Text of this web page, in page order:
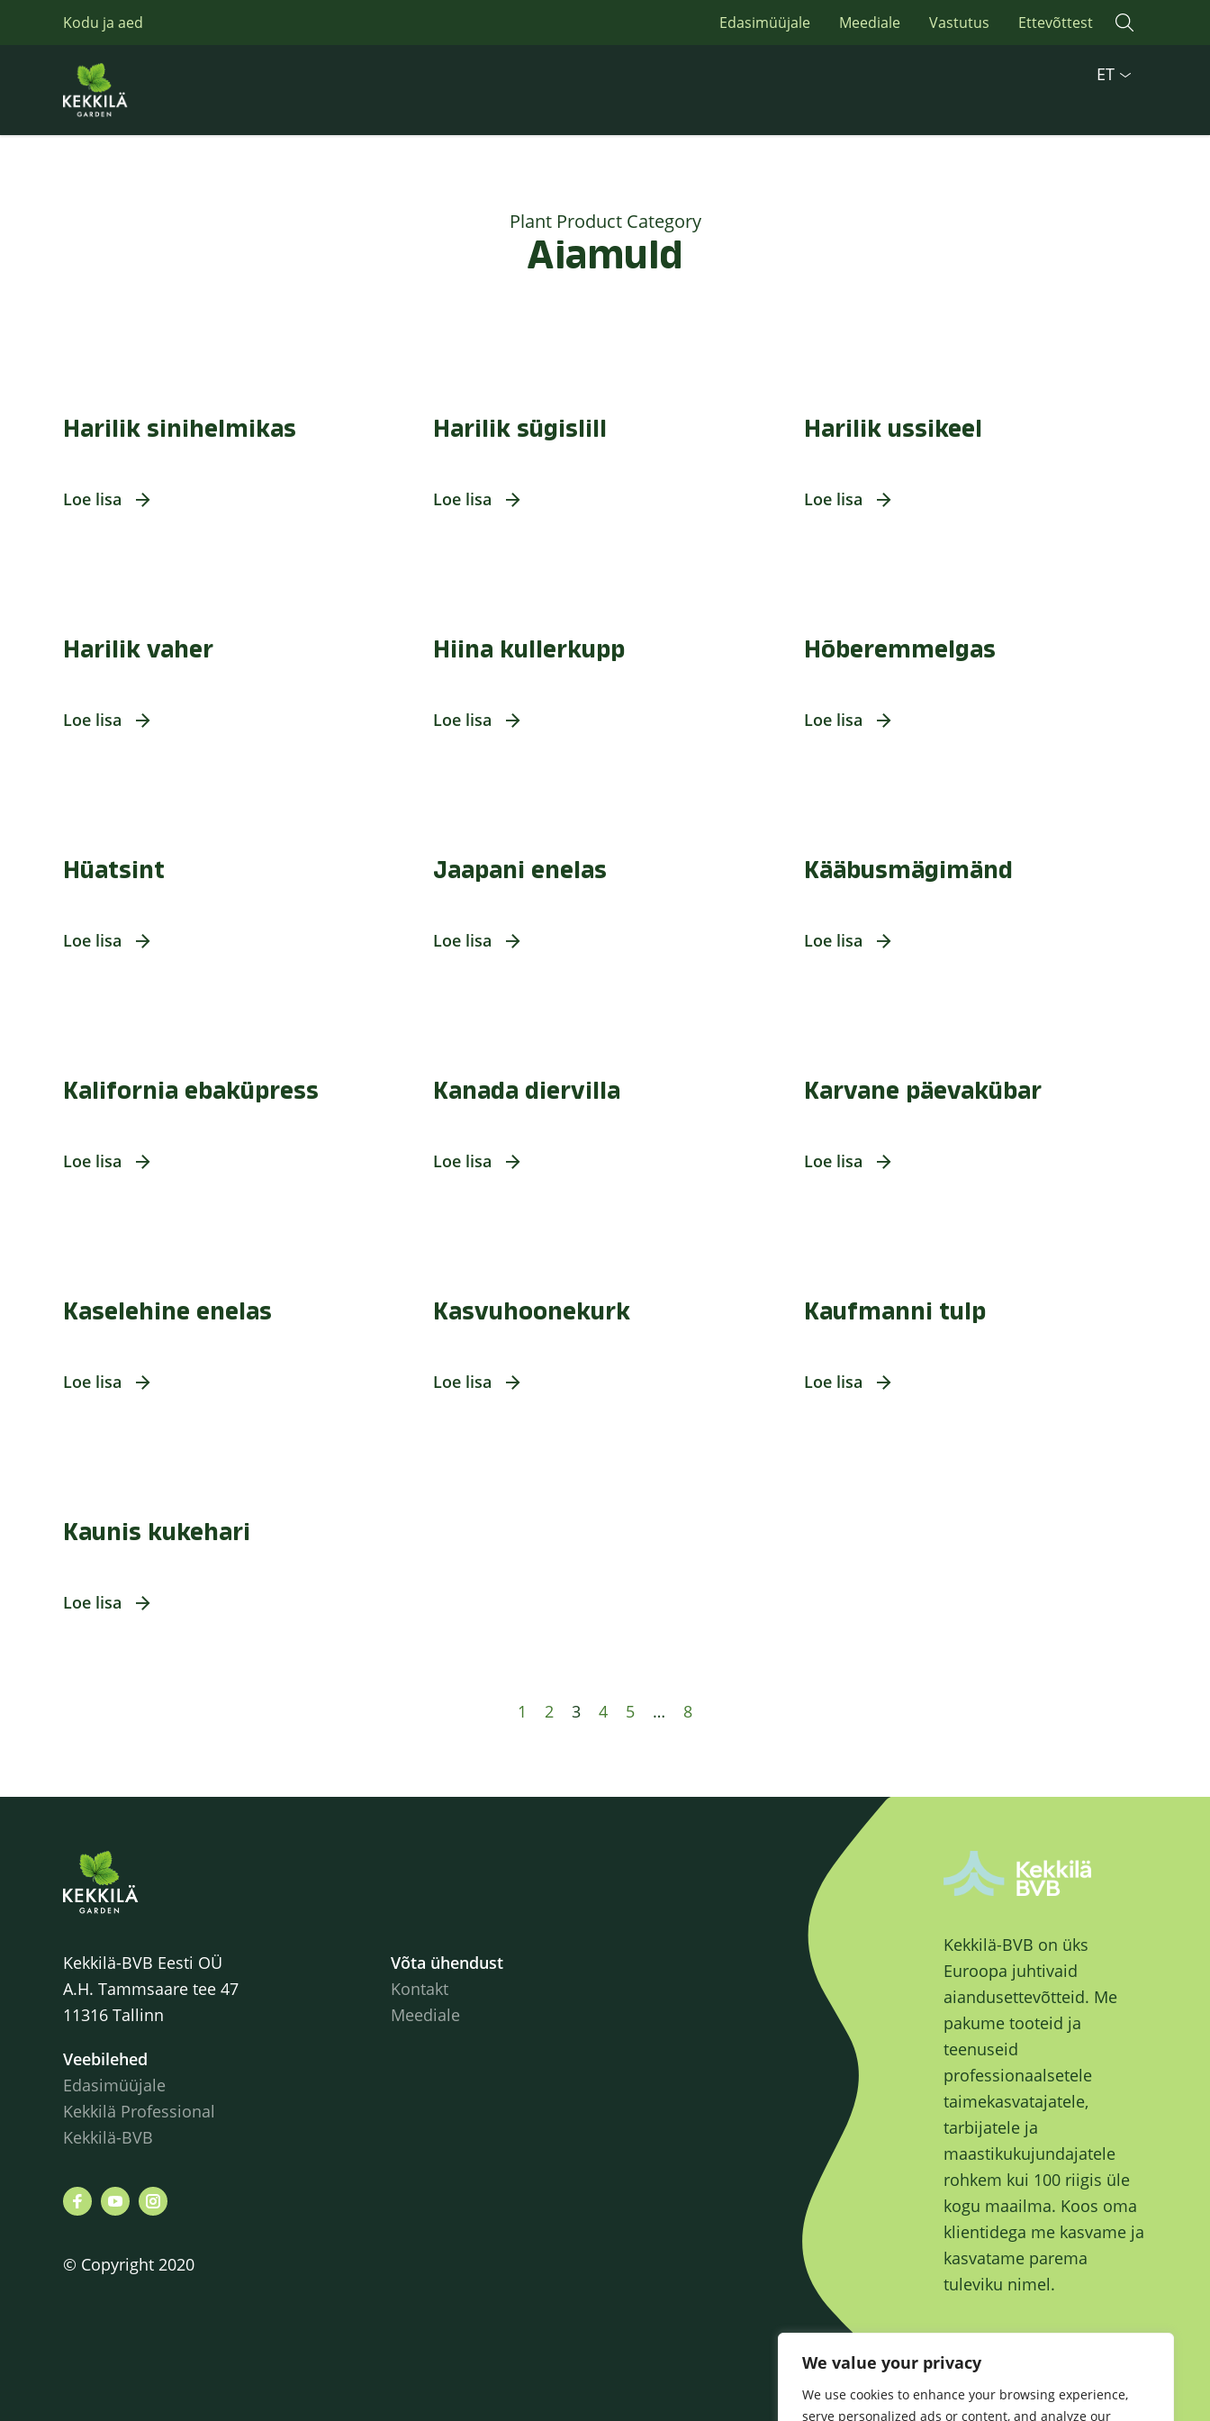
We value your privacy
We use cookies to enhance your browsing experience,
serve personalized ads or content, and analyze our
Kodu ja aed Edasimüüjale Meediale Vastutus Ettevõttest
ET
Plant Product Category
Aiamuld
Harilik sinihelmikas
Loe lisa
Harilik sügislill
Loe lisa
Harilik ussikeel
Loe lisa
Harilik vaher
Loe lisa
Hiina kullerkupp
Loe lisa
Hõberemmelgas
Loe lisa
Hüatsint
Loe lisa
Jaapani enelas
Loe lisa
Kääbusmägimänd
Loe lisa
Kalifornia ebaküpress
Loe lisa
Kanada diervilla
Loe lisa
Karvane päevakübar
Loe lisa
Kaselehine enelas
Loe lisa
Kasvuhoonekurk
Loe lisa
Kaufmanni tulp
Loe lisa
Kaunis kukehari
Loe lisa
1 2 3 4 5 … 8
Kekkilä-BVB Eesti OÜ
A.H. Tammsaare tee 47
11316 Tallinn
Võta ühendust
Kontakt
Meediale
Veebilehed
Edasimüüjale
Kekkilä Professional
Kekkilä-BVB
© Copyright 2020
Kekkilä-BVB on üks
Euroopa juhtivaid
aiandusettevõtteid. Me
pakume tooteid ja
teenuseid
professionaalsetele
taimekasvatajatele,
tarbijatele ja
maastikukujundajatele
rohkem kui 100 riigis üle
kogu maailma. Koos oma
klientidega me kasvame ja
kasvatame parema
tuleviku nimel.
Jätkusuutlikkus